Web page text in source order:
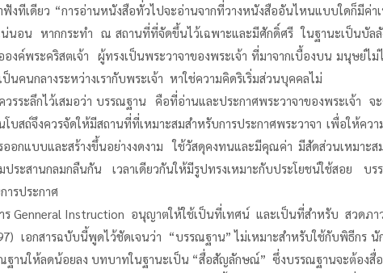
งทีเดียว “การอ่านหนังสือทั่วไปจะอ่านจากที่วางหนังสืออันไหนแบบใดก็มีค่า
น่นอน หากกระทำ ณ สถานที่ที่จัดขึ้นไว้เฉพาะและมีศักดิ์ศรี ในฐานะเป็นบัล
องค์พระคริสตเจ้า ผู้ทรงเป็นพระวาจาของพระเจ้า ที่มาจากเบื้องบน มนุษย์
นคนกลางระหว่างเรากับพระเจ้า หาใช่ความคิดริเริ่มส่วนบุคคลไม่
วรระลึกไว้เสมอว่า บรรณฐาน คือที่อ่านและประกาศพระวาจาของพระเจ้า
นโบสถ์จึงควรจัดให้มีสถานที่ที่เหมาะสมสำหรับการประกาศพระวาจา เพื่อใ
ออกแบบและสร้างขึ้นอย่างงดงาม ใช้วัสดุคงทนและมีคุณค่า มีสัดส่วนเหมา
ระสานกลมกลืนกัน เวลาเดียวกันให้มีรูปทรงเหมาะกับประโยชน์ใช้สอย บ
ารประกาศ
Genneral Instruction อนุญาตให้ใช้เป็นที่เทศน์ และเป็นที่สำหรับ สวดภ
เอกสารฉบับนี้พูดไว้ชัดเจนว่า “บรรณฐาน” ไม่เหมาะสำหรับใช้กับพิธีกร
ฐานให้ลดน้อยลง บทบาทในฐานะเป็น “สื่อสัญลักษณ์” ซึ่งบรรณฐานจะต้องสื่